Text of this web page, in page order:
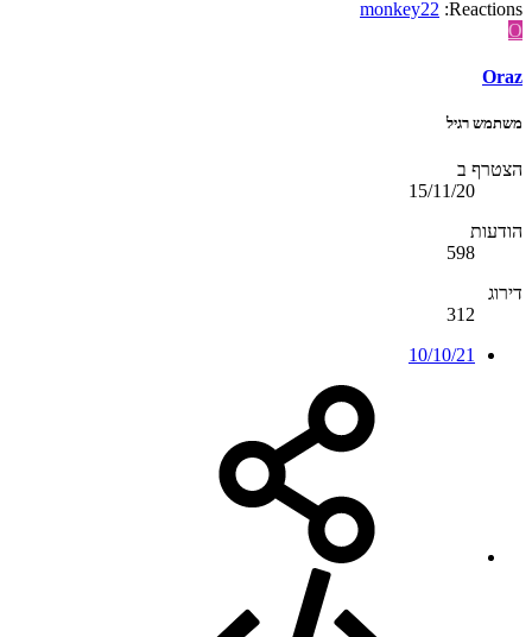
Reactions:
monkey22
O
Oraz
משתמש רגיל
הצטרף ב
15/11/20
הודעות
598
דירוג
312
10/10/21